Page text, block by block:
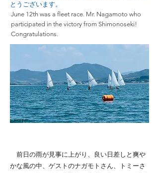
とうございます。
June 12th was a fleet race. Mr. Nagamoto who
participated in the victory from Shimonoseki!
Congratulations.
前日の雨が見事に上がり、良い日差しと爽や
かな風の中、ゲストのナガモトさん、トミーさ